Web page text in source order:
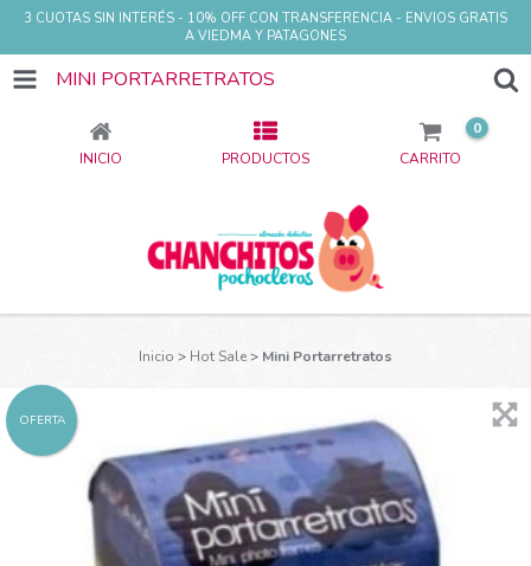
3 CUOTAS SIN INTERÉS - 10% OFF CON TRANSFERENCIA - ENVIOS GRATIS
A VIEDMA Y PATAGONES
MINI PORTARRETRATOS
INICIO PRODUCTOS CARRITO
0
Inicio > Hot Sale> Mini Portarretratos
OFERTA